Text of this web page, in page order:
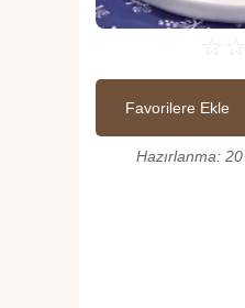
☆ ☆
Favorilere Ekle
Hazırlanma: